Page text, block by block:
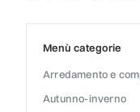
menù categorie
arredamento e
autunno-inverno